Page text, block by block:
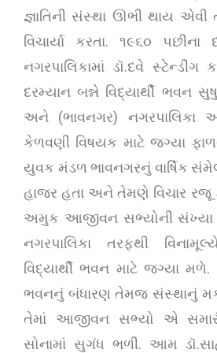
જ્ઞાતિની સંસ્થા ઊભી થાય એવી
વિચાર્યા કરતા. ૧૯૬૦ પછીના
નગરપાલિકામાં ડૉ.દવે સ્ટેન્ડીંગ
દરમ્યાન બન્ને વિદ્યાર્થી ભવન
અને (ભાવનગર) નગરપાલિકા
કેળવણી વિષયક માટે જગ્યા
યુવક મંડળ ભાવનગરનું વાર્ષિક
હાજર હતા અને તેમણે વિચાર રજૂ
અમુક આજીવન સભ્યોની સંખ્યા
નગરપાલિકા તરફથી
વિદ્યાર્થી ભવન માટે જગ્યા મળે.
ભવનનું બંધારણ તેમજ સંસ્થાનું
તેમાં આજીવન સભ્યો એ
સોનામાં સુગંધ ભળી. આમ